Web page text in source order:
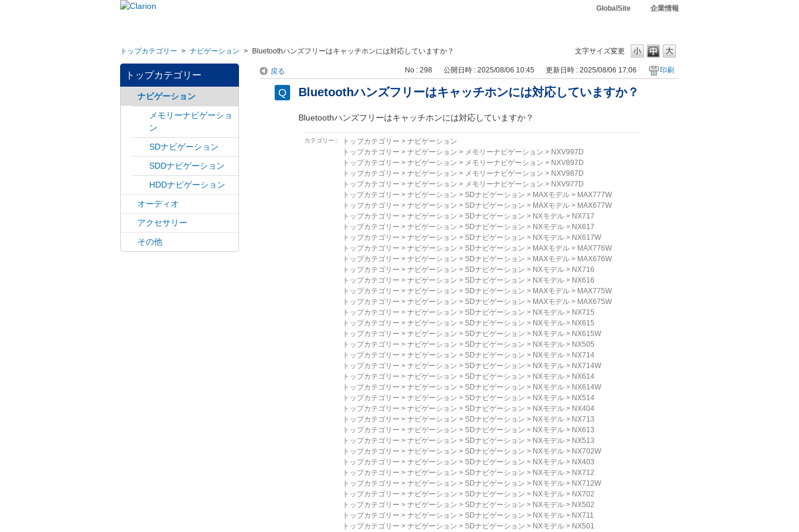
GlobalSite 企業情報
文字サイズ変更
トップカテゴリー > ナビゲーション > Bluetoothハンズフリーはキャッチホンには対応していますか？
トップカテゴリー
ナビゲーション
メモリーナビゲーショ
ン
SDナビゲーション
SDDナビゲーション
HDDナビゲーション
オーディオ
アクセサリー
その他
戻る No : 298 公開日時 : 2025/08/06 10:45 更新日時 : 2025/08/06 17:06 印刷
Bluetoothハンズフリーはキャッチホンには対応していますか？
Bluetoothハンズフリーはキャッチホンには対応していますか？
カテゴリー : トップカテゴリー > ナビゲーション
トップカテゴリー > ナビゲーション > メモリーナビゲーション > NXV997D
トップカテゴリー > ナビゲーション > メモリーナビゲーション > NXV897D
トップカテゴリー > ナビゲーション > メモリーナビゲーション > NXV987D
トップカテゴリー > ナビゲーション > メモリーナビゲーション > NXV977D
トップカテゴリー > ナビゲーション > SDナビゲーション > MAXモデル > MAX777W
トップカテゴリー > ナビゲーション > SDナビゲーション > MAXモデル > MAX677W
トップカテゴリー > ナビゲーション > SDナビゲーション > NXモデル > NX717
トップカテゴリー > ナビゲーション > SDナビゲーション > NXモデル > NX617
トップカテゴリー > ナビゲーション > SDナビゲーション > NXモデル > NX617W
トップカテゴリー > ナビゲーション > SDナビゲーション > MAXモデル > MAX776W
トップカテゴリー > ナビゲーション > SDナビゲーション > MAXモデル > MAX676W
トップカテゴリー > ナビゲーション > SDナビゲーション > NXモデル > NX716
トップカテゴリー > ナビゲーション > SDナビゲーション > NXモデル > NX616
トップカテゴリー > ナビゲーション > SDナビゲーション > MAXモデル > MAX775W
トップカテゴリー > ナビゲーション > SDナビゲーション > MAXモデル > MAX675W
トップカテゴリー > ナビゲーション > SDナビゲーション > NXモデル > NX715
トップカテゴリー > ナビゲーション > SDナビゲーション > NXモデル > NX615
トップカテゴリー > ナビゲーション > SDナビゲーション > NXモデル > NX615W
トップカテゴリー > ナビゲーション > SDナビゲーション > NXモデル > NX505
トップカテゴリー > ナビゲーション > SDナビゲーション > NXモデル > NX714
トップカテゴリー > ナビゲーション > SDナビゲーション > NXモデル > NX714W
トップカテゴリー > ナビゲーション > SDナビゲーション > NXモデル > NX614
トップカテゴリー > ナビゲーション > SDナビゲーション > NXモデル > NX614W
トップカテゴリー > ナビゲーション > SDナビゲーション > NXモデル > NX514
トップカテゴリー > ナビゲーション > SDナビゲーション > NXモデル > NX404
トップカテゴリー > ナビゲーション > SDナビゲーション > NXモデル > NX713
トップカテゴリー > ナビゲーション > SDナビゲーション > NXモデル > NX613
トップカテゴリー > ナビゲーション > SDナビゲーション > NXモデル > NX513
トップカテゴリー > ナビゲーション > SDナビゲーション > NXモデル > NX702W
トップカテゴリー > ナビゲーション > SDナビゲーション > NXモデル > NX403
トップカテゴリー > ナビゲーション > SDナビゲーション > NXモデル > NX712
トップカテゴリー > ナビゲーション > SDナビゲーション > NXモデル > NX712W
トップカテゴリー > ナビゲーション > SDナビゲーション > NXモデル > NX702
トップカテゴリー > ナビゲーション > SDナビゲーション > NXモデル > NX502
トップカテゴリー > ナビゲーション > SDナビゲーション > NXモデル > NX711
トップカテゴリー > ナビゲーション > SDナビゲーション > NXモデル > NX501